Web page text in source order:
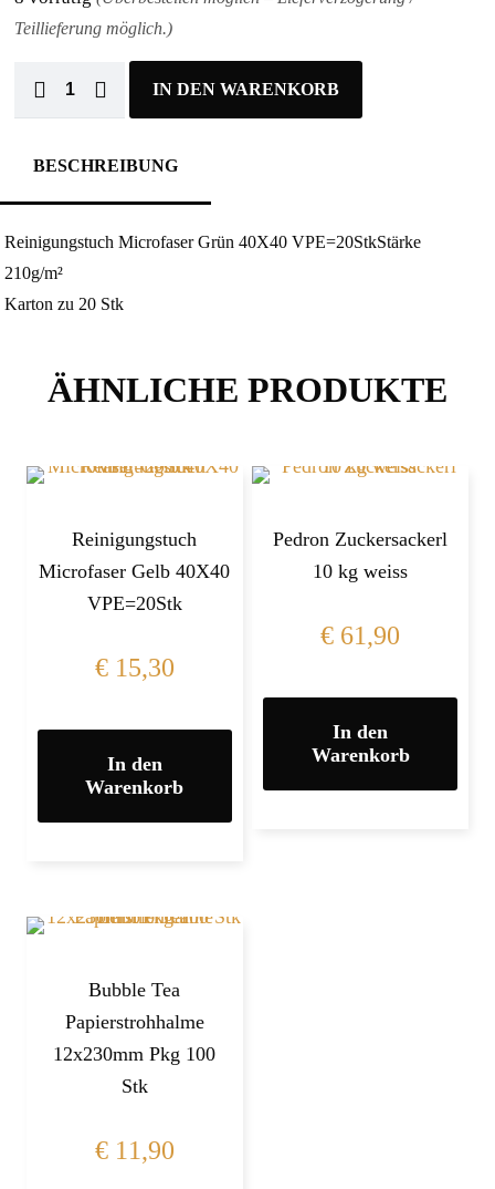
Teillieferung möglich.)
IN DEN WARENKORB
BESCHREIBUNG
Reinigungstuch Microfaser Grün 40X40 VPE=20StkStärke
210g/m²
Karton zu 20 Stk
ÄHNLICHE PRODUKTE
Reinigungstuch
Microfaser Gelb 40X40
VPE=20Stk
€15,30
In den
Warenkorb
Pedron Zuckersackerl
10 kg weiss
€ 61,90
In den
Warenkorb
Bubble Tea
Papierstrohhalme
12x230mm Pkg 100
Stk
€11,90